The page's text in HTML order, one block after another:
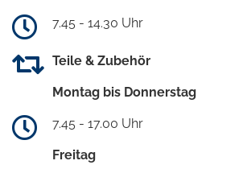
7.45 - 14.30 Uhr
Teile & Zubehör
Montag bis Donnerstag
7.45 - 17.00 Uhr
Freitag